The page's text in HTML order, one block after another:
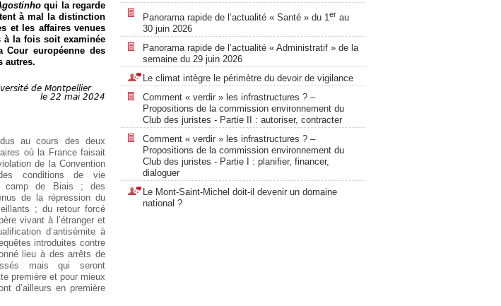
qui la regarde
à mal la distinction
et les affaires venues
à la fois soit examinée
Cour européenne des
autres.
de Montpellier
le 22 mai 2024
au cours des deux
où la France faisait
de la Convention
conditions de vie
camp de Biais ; des
de la répression du
; du retour forcé
vivant à l’étranger et
d’antisémite à
introduites contre
lieu à des arrêts de
mais qui seront
première et pour mieux
d’ailleurs en première
Panorama rapide de l’actualité « Santé » du 1er au
30 juin 2026
Panorama rapide de l’actualité « Administratif » de la
semaine du 29 juin 2026
Le climat intègre le périmètre du devoir de vigilance
Comment « verdir » les infrastructures ? –
Propositions de la commission environnement du
Club des juristes - Partie II : autoriser, contracter
Comment « verdir » les infrastructures ? –
Propositions de la commission environnement du
Club des juristes - Partie I : planifier, financer,
dialoguer
Le Mont-Saint-Michel doit-il devenir un domaine
national ?